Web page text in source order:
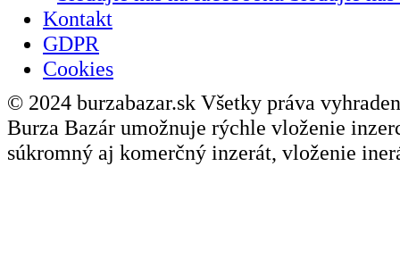
Kontakt
GDPR
Cookies
© 2024 burzabazar.sk Všetky práva
Burza Bazár umožnuje rýchle vloženie
súkromný aj komerčný inzerát, vloženie